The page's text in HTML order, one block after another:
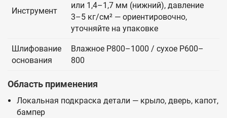
Инструмент
или 1,4–1,7 мм (нижний), давление
3–5 кг/см² — ориентировочно,
уточняйте на упаковке
Шлифование
основания
Влажное P800–1000 / сухое P600–
800
Область применения
Локальная подкраска детали — крыло, дверь, капот,
бампер